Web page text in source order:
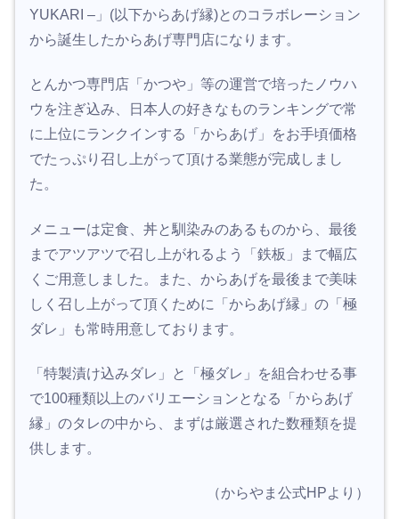
YUKARI –」(以下からあげ縁)とのコラボレーション
から誕生したからあげ専門店になります。
とんかつ専門店「かつや」等の運営で培ったノウハ
ウを注ぎ込み、日本人の好きなものランキングで常
に上位にランクインする「からあげ」をお手頃価格
でたっぷり召し上がって頂ける業態が完成しまし
た。
メニューは定食、丼と馴染みのあるものから、最後
までアツアツで召し上がれるよう「鉄板」まで幅広
くご用意しました。また、からあげを最後まで美味
しく召し上がって頂くために「からあげ縁」の「極
ダレ」も常時用意しております。
「特製漬け込みダレ」と「極ダレ」を組合わせる事
で100種類以上のバリエーションとなる「からあげ
縁」のタレの中から、まずは厳選された数種類を提
供します。
（からやま公式HPより）